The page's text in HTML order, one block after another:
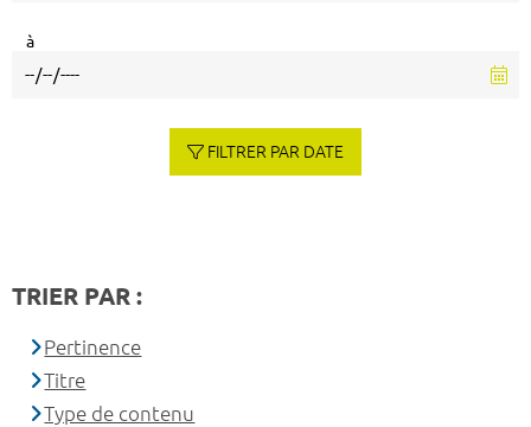
à
FILTRER PAR DATE
TRIER PAR :
Pertinence
Titre
Type de contenu